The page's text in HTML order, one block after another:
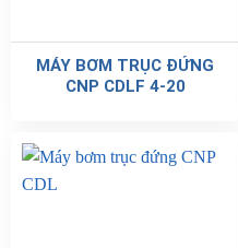
MÁY BƠM TRỤC ĐỨNG
CNP CDLF 4-20